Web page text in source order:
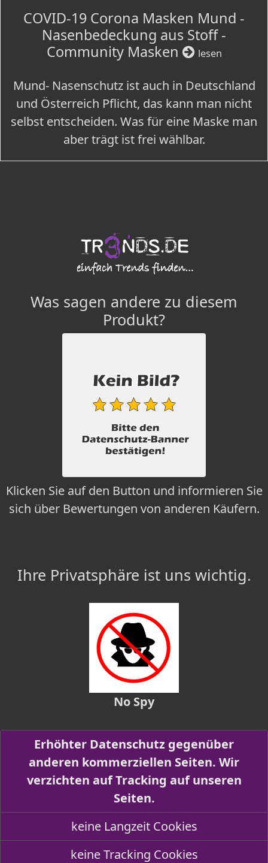
COVID-19 Corona Masken Mund -
Nasenbedeckung aus Stoff -
Community Masken
lesen
Mund- Nasenschutz ist auch in Deutschland
und Österreich Pflicht, das kann man nicht
selbst entscheiden. Was für eine Maske man
aber trägt ist frei wählbar.
Was sagen andere zu diesem
Produkt?
Klicken Sie auf den Button und informieren Sie
sich über Bewertungen von anderen Käufern.
Ihre Privatsphäre ist uns wichtig.
No Spy
Erhöhter Datenschutz gegenüber
anderen kommerziellen Seiten. Wir
verzichten auf Tracking auf unseren
Seiten.
keine Langzeit Cookies
keine Tracking Cookies